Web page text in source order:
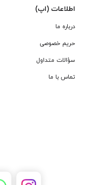
اطلاعات (اپ)
درباره ما
حریم خصوصی
سؤالات متداول
تماس با ما